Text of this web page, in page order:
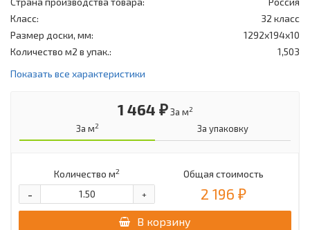
Класс:
32 класс
Размер доски, мм:
1292x194x10
Количество м2 в упак.:
1,503
Показать все характеристики
1 464 ₽ За м2
За м2 За упаковку
Количество м2
+
-
Общая стоимость
2 196 ₽
В корзину